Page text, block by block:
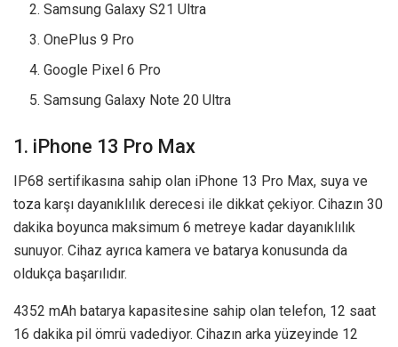
Samsung Galaxy S21 Ultra
OnePlus 9 Pro
Google Pixel 6 Pro
Samsung Galaxy Note 20 Ultra
1. iPhone 13 Pro Max
IP68 sertifikasına sahip olan iPhone 13 Pro Max, suya ve
toza karşı dayanıklılık derecesi ile dikkat çekiyor. Cihazın 30
dakika boyunca maksimum 6 metreye kadar dayanıklılık
sunuyor. Cihaz ayrıca kamera ve batarya konusunda da
oldukça başarılıdır.
4352 mAh batarya kapasitesine sahip olan telefon, 12 saat
16 dakika pil ömrü vadediyor. Cihazın arka yüzeyinde 12